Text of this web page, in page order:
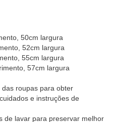
50cm largura
52cm largura
55cm largura
57cm largura
roupas para obter
e instruções de
de lavar para preservar melhor